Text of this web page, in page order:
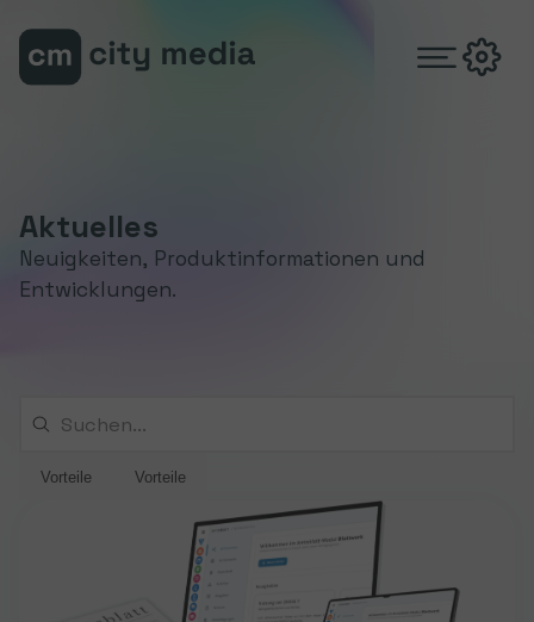
Zum Hauptinhalt springen
Zum Footer springen
Aktuelles
Neuigkeiten, Produktinformationen und
Entwicklungen.
Vorteile Vorteile